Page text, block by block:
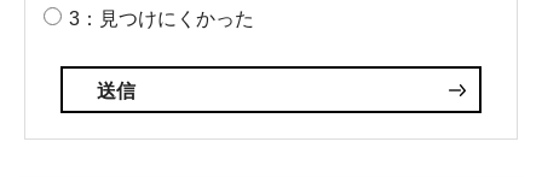
3：見つけにくかった